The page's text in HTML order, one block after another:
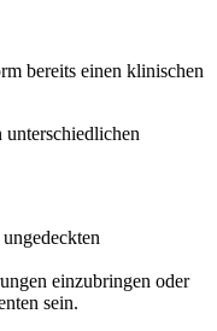
bereits einen klinischen
einzubringen oder
sein.